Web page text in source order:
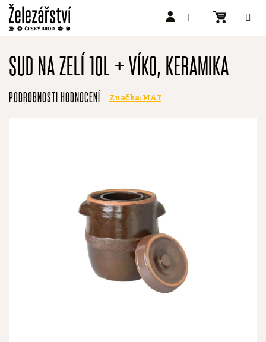
obsahSUD NA ZELÍ 10L + VÍKO, KERAMIKA
Průměrné
hodnocení
PODROBNOSTI HODNOCENÍ Značka: MAT